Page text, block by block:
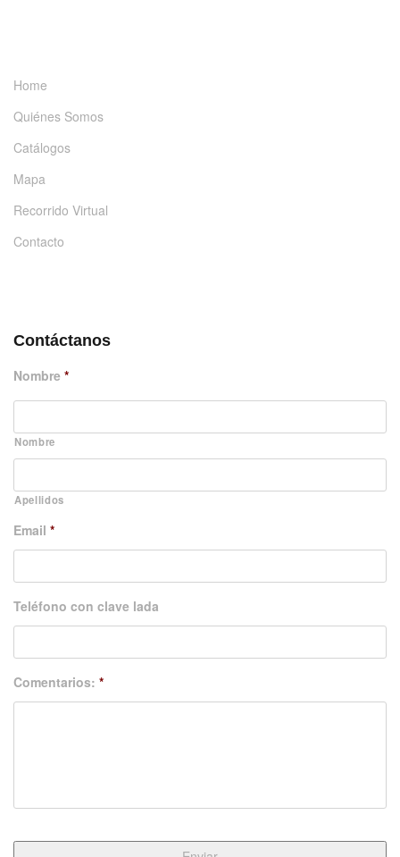
Home
Quiénes Somos
Catálogos
Mapa
Recorrido Virtual
Contacto
Contáctanos
Nombre *
Nombre
Apellidos
Email *
Teléfono con clave lada
Comentarios: *